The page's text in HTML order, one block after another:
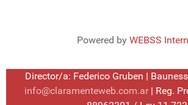
Powered by WEBSS
Director/a: Federico Gruben |
info@claramenteweb.com.ar | Reg.